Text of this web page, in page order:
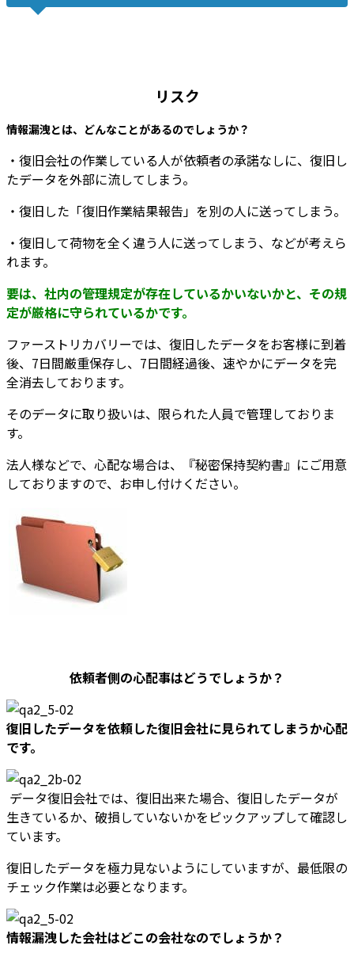
リスク
情報漏洩とは、どんなことがあるのでしょうか？
・復旧会社の作業している人が依頼者の承諾なしに、復旧し
たデータを外部に流してしまう。
・復旧した「復旧作業結果報告」を別の人に送ってしまう。
・復旧して荷物を全く違う人に送ってしまう、などが考えら
れます。
要は、社内の管理規定が存在しているかいないかと、その規
定が厳格に守られているかです。
ファーストリカバリーでは、復旧したデータをお客様に到着
後、7日間厳重保存し、7日間経過後、速やかにデータを完
全消去しております。
そのデータに取り扱いは、限られた人員で管理しておりま
す。
法人様などで、心配な場合は、『秘密保持契約書』にご用意
しておりますので、お申し付けください。
依頼者側の心配事はどうでしょうか？
復旧したデータを依頼した復旧会社に見られてしまうか心配
です。
データ復旧会社では、復旧出来た場合、復旧したデータが
生きているか、破損していないかをピックアップして確認し
ています。
復旧したデータを極力見ないようにしていますが、最低限の
チェック作業は必要となります。
情報漏洩した会社はどこの会社なのでしょうか？